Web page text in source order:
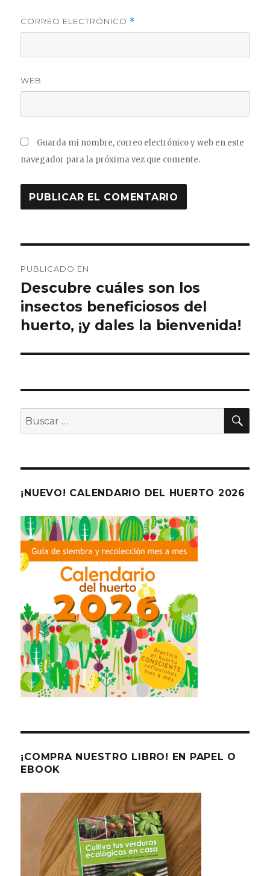
CORREO ELECTRÓNICO *
WEB
Guarda mi nombre, correo electrónico y web en este
navegador para la próxima vez que comente.
de
entradas
PUBLICADO EN
Descubre cuáles son los
insectos beneficiosos del
huerto, ¡y dales la bienvenida!
Buscar
por:
¡NUEVO! CALENDARIO DEL HUERTO 2026
¡COMPRA NUESTRO LIBRO! EN PAPEL O
EBOOK